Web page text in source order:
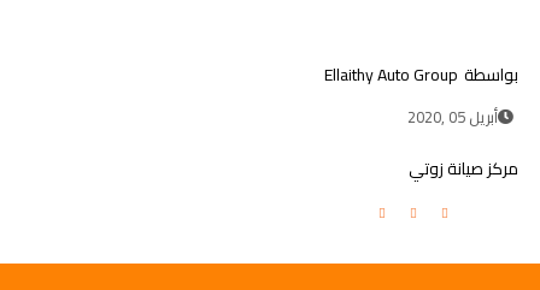
بواسطة Ellaithy Auto Group
أبريل 05 ,2020
مركز صيانة زوتي